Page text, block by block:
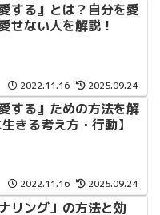
する』とは？自分を愛
せない人を解説！
2022.11.16 2025.09.24
する』ための方法を解
きる考え方・行動】
2022.11.16 2025.09.24
リング」の方法と効